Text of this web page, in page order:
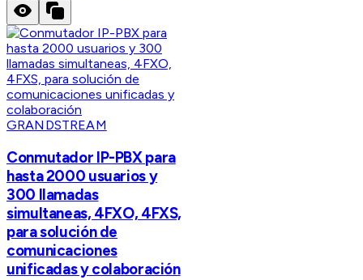
GRANDSTREAM
Conmutador IP-PBX para
hasta 2000 usuarios y
300 llamadas
simultaneas, 4FXO, 4FXS,
para solución de
comunicaciones
unificadas y colaboración